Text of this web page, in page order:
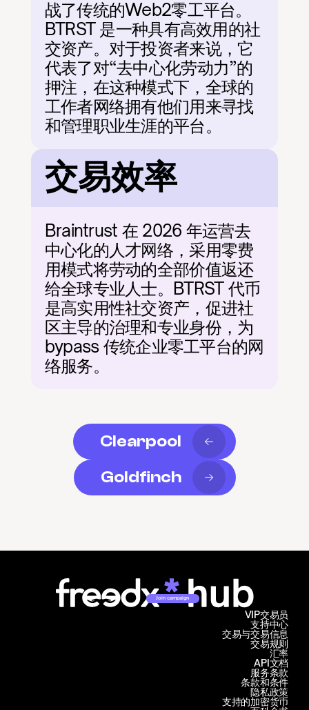
战了传统的Web2零工平台。
BTRST 是一种具有高效用的社
交资产。对于投资者来说，它
代表了对“去中心化劳动力”的
押注，在这种模式下，全球的
工作者网络拥有他们用来寻找
和管理职业生涯的平台。
交易效率
Braintrust 在 2026 年运营去
中心化的人才网络，采用零费
用模式将劳动的全部价值返还
给全球专业人士。BTRST 代币
是高实用性社交资产，促进社
区主导的治理和专业身份，为
bypass 传统企业零工平台的网
络服务。
Clearpool
Goldfinch
Join campaign
支持中心
交易与交易信息
VIP交易员
交易规则
汇率
API文档
服务条款
条款和条件
隐私政策
支持的加密货币